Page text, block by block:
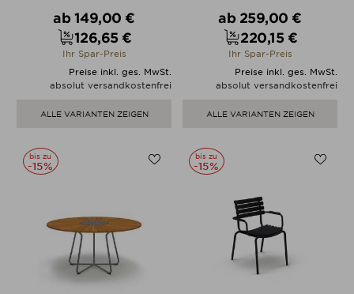
Verkaufspreis
ab 149,00 €
Preis
126,65 €
Ihr Spar-Preis
Preise inkl. ges. MwSt.
absolut versandkostenfrei
ALLE VARIANTEN ZEIGEN
Verkaufspreis
ab 259,00 €
Preis
220,15 €
Ihr Spar-Preis
Preise inkl. ges. MwSt.
absolut versandkostenfrei
ALLE VARIANTEN ZEIGEN
bis zu
-15%
bis zu
-15%